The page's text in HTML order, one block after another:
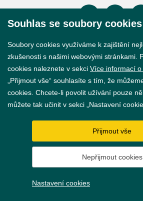
Prohlášení o
GDPR
Souhlas se soubory cookies
Soubory cookies využíváme k zajištění
zkušenosti s našimi webovými stránkami.
cookies naleznete v sekci Více informací o
„Přijmout vše“ souhlasíte s tím, že
cookies. Chcete-li povolit užívání pouze
můžete tak učinit v sekci „Nastavení
Přijmout vše
Nepřijmout cookies
Nastavení cookies